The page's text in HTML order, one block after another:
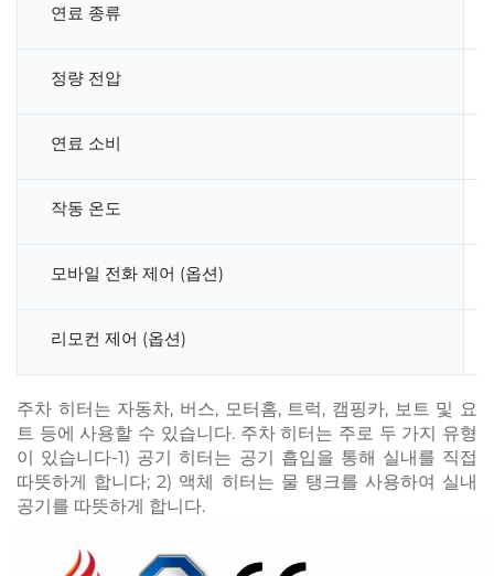
연료 종류
정량 전압
연료 소비
작동 온도
모바일 전화 제어 (옵션)
리모컨 제어 (옵션)
주차 히터는 자동차, 버스, 모터홈, 트럭, 캠핑카, 보트 및 요
트 등에 사용할 수 있습니다. 주차 히터는 주로 두 가지 유형
이 있습니다-1) 공기 히터는 공기 흡입을 통해 실내를 직접
따뜻하게 합니다; 2) 액체 히터는 물 탱크를 사용하여 실내
공기를 따뜻하게 합니다.